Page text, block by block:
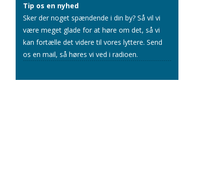
Tip os en nyhed
Sker der noget spændende i din by? Så vil vi
være meget glade for at høre om det, så vi
kan fortælle det videre til vores lyttere. Send
os en mail, så høres vi ved i radioen.